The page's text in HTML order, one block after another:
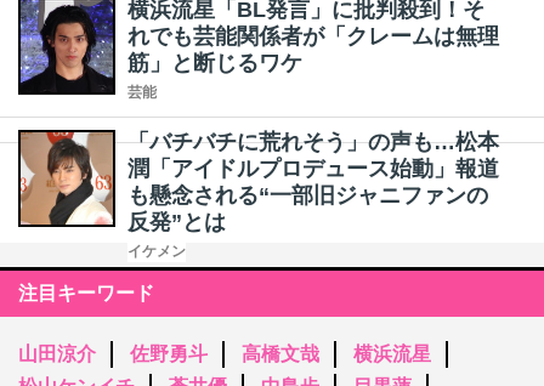
横浜流星「BL発言」に批判殺到！そ
れでも芸能関係者が「クレームは無理
筋」と断じるワケ
芸能
「バチバチに荒れそう」の声も…松本
潤「アイドルプロデュース始動」報道
も懸念される“一部旧ジャニファンの
反発”とは
イケメン
注目キーワード
山田涼介 佐野勇斗 高橋文哉
横浜流星